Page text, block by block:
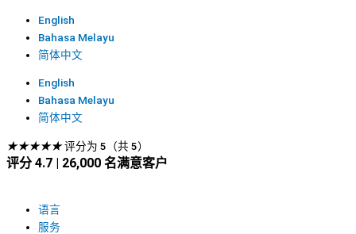
English
Bahasa Melayu
简体中文
English
Bahasa Melayu
简体中文
★★★★★评分为 5（共 5）
评分 4.7 | 26,000 名满意客户
语言
服务